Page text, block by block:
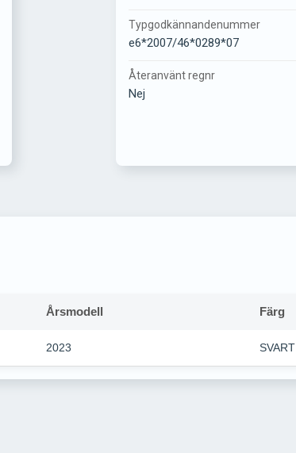
Typgodkännandenummer
e6*2007/46*0289*07
Återanvänt regnr
Nej
Årsmodell Färg
2023 SVART